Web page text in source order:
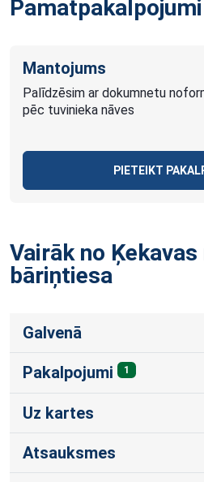
Pamatpakalpojumi
Mantojums
Palīdzēsim ar dokumnetu
pēc tuvinieka nāves
PIETEIKT
Vairāk no Ķekavas
bāriņtiesa
Galvenā
Pakalpojumi 1
Uz kartes
Atsauksmes